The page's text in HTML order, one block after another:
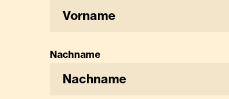
Nachname